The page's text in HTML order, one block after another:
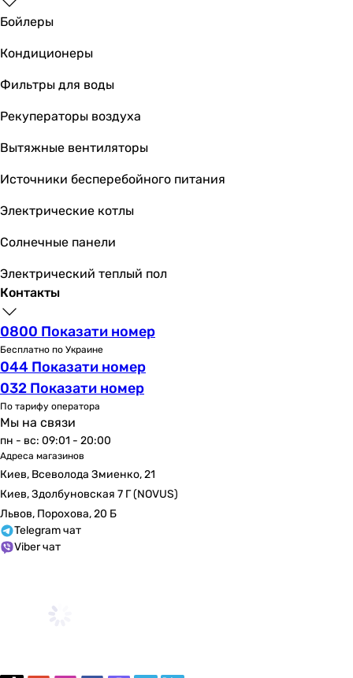
регулировка температуры
регулировка температуры
-
1/2 ″
1/2 ″
1/2 ″
1/2 ″
1/2 ″
1/2 ″
1/2 ″
Дополнительно
защита от перегрева, индикатор работы
защита от перегрева
защита от перегрева, индикатор работы, подсветка
защита от перегрева, защита от коррозии, защита от
индикатор работы
защита от перегрева, индикатор работы
защита от перегрева
индикатор работы
защита от перегрева, индикатор работы
защита от замерзания, защита от перегрева, индикатор
индикатор работы, защита от перегрева
Управление
механическое
Бойлеры
Кондиционеры
Фильтры для воды
Рекуператоры воздуха
Вытяжные вентиляторы
Источники бесперебойного питания
Электрические котлы
Солнечные панели
Электрический теплый пол
Контакты
0800 Показати номер
Бесплатно по Украине
044 Показати номер
032 Показати номер
По тарифу оператора
Мы на связи
пн - вс: 09:01 - 20:00
Адреса магазинов
Киев, Всеволода Змиенко, 21
Киев, Здолбуновская 7 Г (NOVUS)
Львов, Порохова, 20 Б
Telegram чат
Viber чат